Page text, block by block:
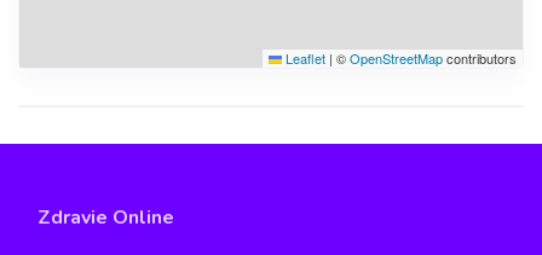
Leaflet | ©OpenStreetMapcontributors
Zdravie Online